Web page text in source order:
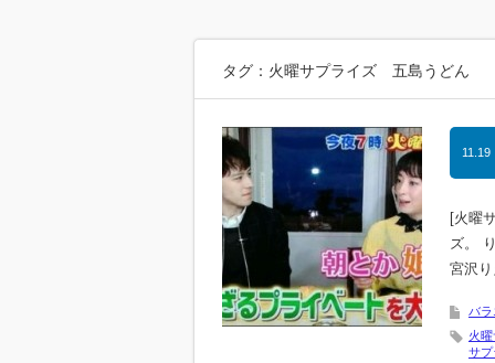
タグ：火曜サプライズ 五島うどん
11.19
[火曜
ズ。
宮沢
バラ
火
サ